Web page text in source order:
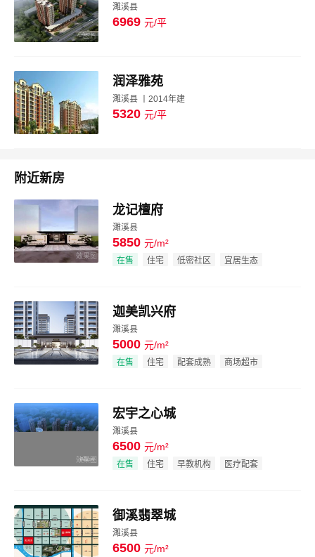
图片
濉溪县
6969 元/平
图片
润泽雅苑
濉溪县 丨2014年建
5320 元/平
附近新房
效果图
龙记檀府
濉溪县
5850 元/m²
在售 住宅 低密社区 宜居生态
效果图
迦美凯兴府
濉溪县
5000 元/m²
在售 住宅 配套成熟 商场超市
效果图
宏宇之心城
濉溪县
6500 元/m²
在售 住宅 早教机构 医疗配套
御溪翡翠城
濉溪县
6500 元/m²